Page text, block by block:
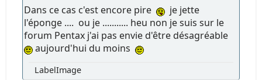
Dans ce cas c'est encore pire
je jette
l'éponge .... ou je ........... heu non je suis sur le
forum Pentax j'ai pas envie d'être désagréable
aujourd'hui du moins
LabelImage